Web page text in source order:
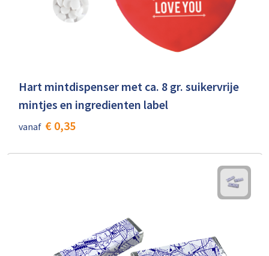
Hart mintdispenser met ca. 8 gr. suikervrije
mintjes en ingredienten label
vanaf € 0,35